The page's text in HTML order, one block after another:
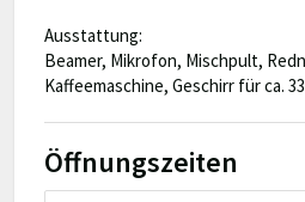
Ausstattung:
Beamer, Mikrofon, Mischpult,
Kaffeemaschine, Geschirr für ca.
Öffnungszeiten